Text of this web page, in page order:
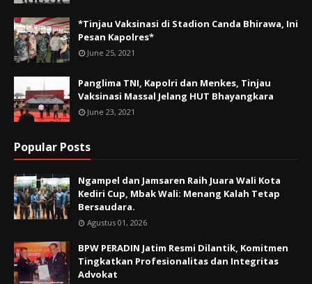
*Tinjau Vaksinasi di Stadion Canda Bhirawa, Ini
Pesan Kapolres*
June 25, 2021
Panglima TNI, Kapolri dan Menkes, Tinjau
Vaksinasi Massal Jelang HUT Bhayangkara
June 23, 2021
Popular Posts
Ngampel dan Jamsaren Raih Juara Wali Kota
Kediri Cup, Mbak Wali: Menang Kalah Tetap
Bersaudara.
Agustus 01, 2026
BPW PERADIN Jatim Resmi Dilantik, Komitmen
Tingkatkan Profesionalitas dan Integritas
Advokat